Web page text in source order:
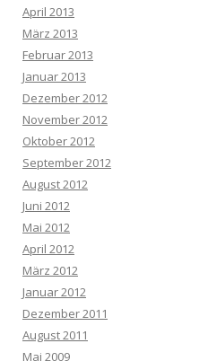
April 2013
März 2013
Februar 2013
Januar 2013
Dezember 2012
November 2012
Oktober 2012
September 2012
August 2012
Juni 2012
Mai 2012
April 2012
März 2012
Januar 2012
Dezember 2011
August 2011
Mai 2009